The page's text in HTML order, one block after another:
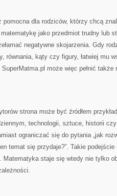
pomocna dla rodziców, którzy chcą
jako przedmiot trudny lub
negatywne skojarzenia. Gdy
równania, kąty czy figury, łatwiej mu
może więc pełnić także
strona może być źródłem
technologii, sztuce, historii
ograniczać się do pytania „jak
temat się przydaje?”. Takie
Matematyka staje się wtedy nie tylko